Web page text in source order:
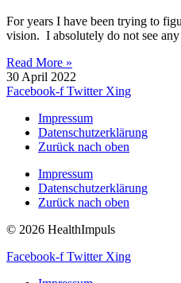
For years I have been trying to
vision. I absolutely do not see
Read More »
30 April 2022
Facebook-f Twitter Xing
Impressum
Datenschutzerklärung
Zurück nach oben
Impressum
Datenschutzerklärung
Zurück nach oben
© 2026 HealthImpuls
Facebook-f Twitter Xing